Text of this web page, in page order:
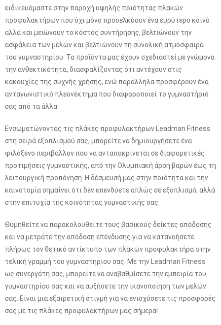
ειδικευόμαστε στην παροχή υψηλής ποιότητας πλακών
προφυλακτήρων που όχι μόνο προσελκύουν ένα ευρύτερο κοινό
αλλά και μειώνουν το κόστος συντήρησης, βελτιώνουν την
ασφάλεια των μελών και βελτιώνουν τη συνολική ατμόσφαιρα
του γυμναστηρίου. Τα προϊόντα μας έχουν σχεδιαστεί με γνώμονα
την ανθεκτικότητα, διασφαλίζοντας ότι αντέχουν στις
κακουχίες της συχνής χρήσης, ενώ παράλληλα προσφέρουν ένα
ανταγωνιστικό πλεονέκτημα που διαφοροποιεί το γυμναστήριό
σας από τα άλλα.
Ενσωματώνοντας τις πλάκες προφυλακτήρων Leadman Fitness
στη σειρά εξοπλισμού σας, μπορείτε να δημιουργήσετε ένα
φιλόξενο περιβάλλον που να ανταποκρίνεται σε διαφορετικές
προτιμήσεις γυμναστικής, από την Ολυμπιακή άρση βαρών έως τη
λειτουργική προπόνηση. Η δέσμευσή μας στην ποιότητα και την
καινοτομία σημαίνει ότι δεν επενδύετε απλώς σε εξοπλισμό, αλλά
στην επιτυχία της κοινότητας γυμναστικής σας.
Θυμηθείτε να παρακολουθείτε τους βασικούς δείκτες απόδοσης
και να μετράτε την απόδοση επένδυσης για να κατανοήσετε
πλήρως τον θετικό αντίκτυπο των πλακών προφυλακτήρα στην
τελική γραμμή του γυμναστηρίου σας. Με την Leadman Fitness
ως συνεργάτη σας, μπορείτε να αναβαθμίσετε την εμπειρία του
γυμναστηρίου σας και να αυξήσετε την ικανοποίηση των μελών
σας. Είναι μια εξαιρετική στιγμή για να ενισχύσετε τις προσφορές
σας με τις πλάκες προφυλακτήρων μας σήμερα!